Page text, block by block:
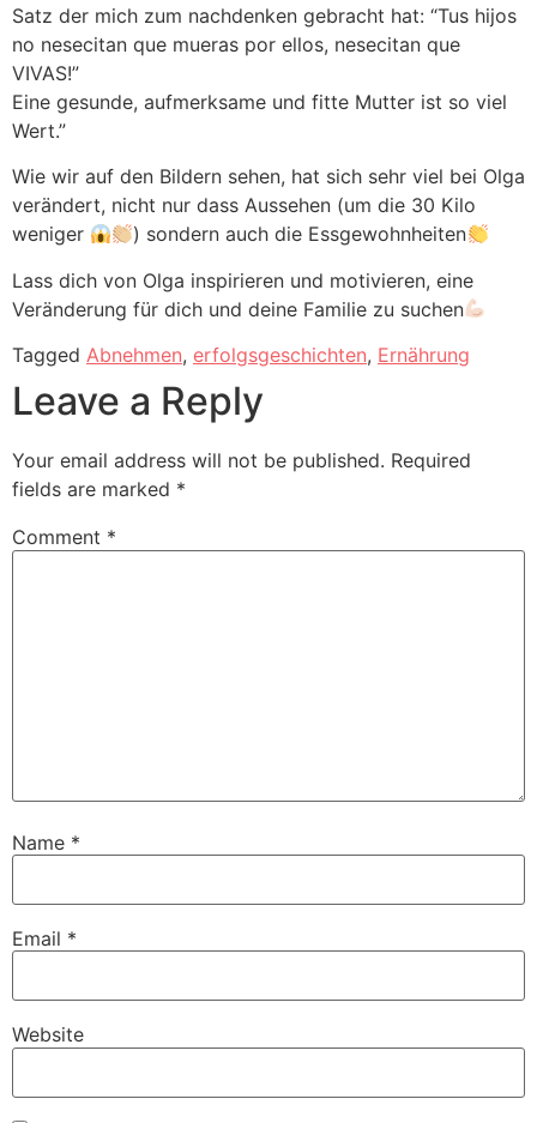
Satz der mich zum nachdenken gebracht hat: “Tus hijos
no nesecitan que mueras por ellos, nesecitan que
VIVAS!”
Eine gesunde, aufmerksame und fitte Mutter ist so viel
Wert.”
Wie wir auf den Bildern sehen, hat sich sehr viel bei Olga
verändert, nicht nur dass Aussehen (um die 30 Kilo
weniger
) sondern auch die Essgewohnheiten
Lass dich von Olga inspirieren und motivieren, eine
Veränderung für dich und deine Familie zu suchen
Tagged Abnehmen, erfolgsgeschichten, Ernährung
Leave a Reply
Your email address will not be published. Required
fields are marked *
Comment *
Name *
Email *
Website